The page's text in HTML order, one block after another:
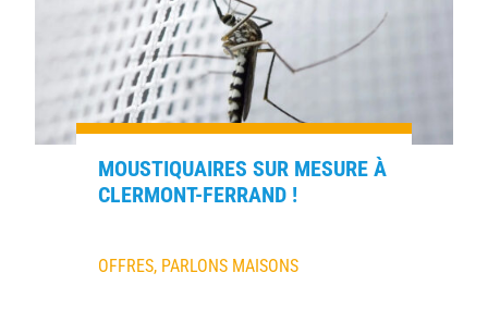
MOUSTIQUAIRES SUR MESURE À
CLERMONT-FERRAND !
OFFRES, PARLONS MAISONS